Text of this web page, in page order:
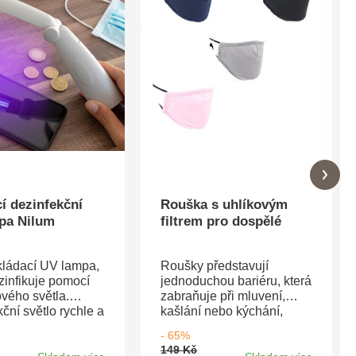
dezinfekční
Nilum
UV lampa,
pomocí
světla.
světlo rychle a
Rouška s uhlíkovým
filtrem pro dospělé
Roušky představují
jednoduchou bariéru, která
zabraňuje při mluvení,
kašlání nebo kýchání,
kolem nás. Rouška s
- 65%
149 Kč